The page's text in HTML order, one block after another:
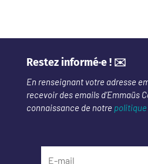
Restez informé·e ! ✉️
En renseignant votre adresse
recevoir des emails d’Emmaüs
connaissance de notre